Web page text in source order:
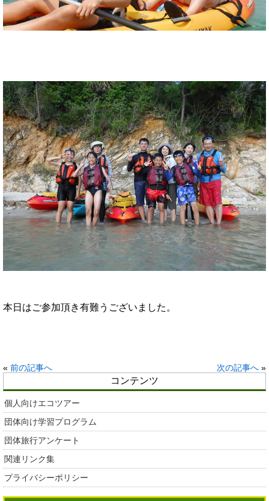
本日はご参加頂き有難うございました。
« 前の記事へ 次の記事へ »
コンテンツ
個人向けエコツアー
団体向け学習プログラム
団体旅行アンケート
関連リンク集
プライバシーポリシー